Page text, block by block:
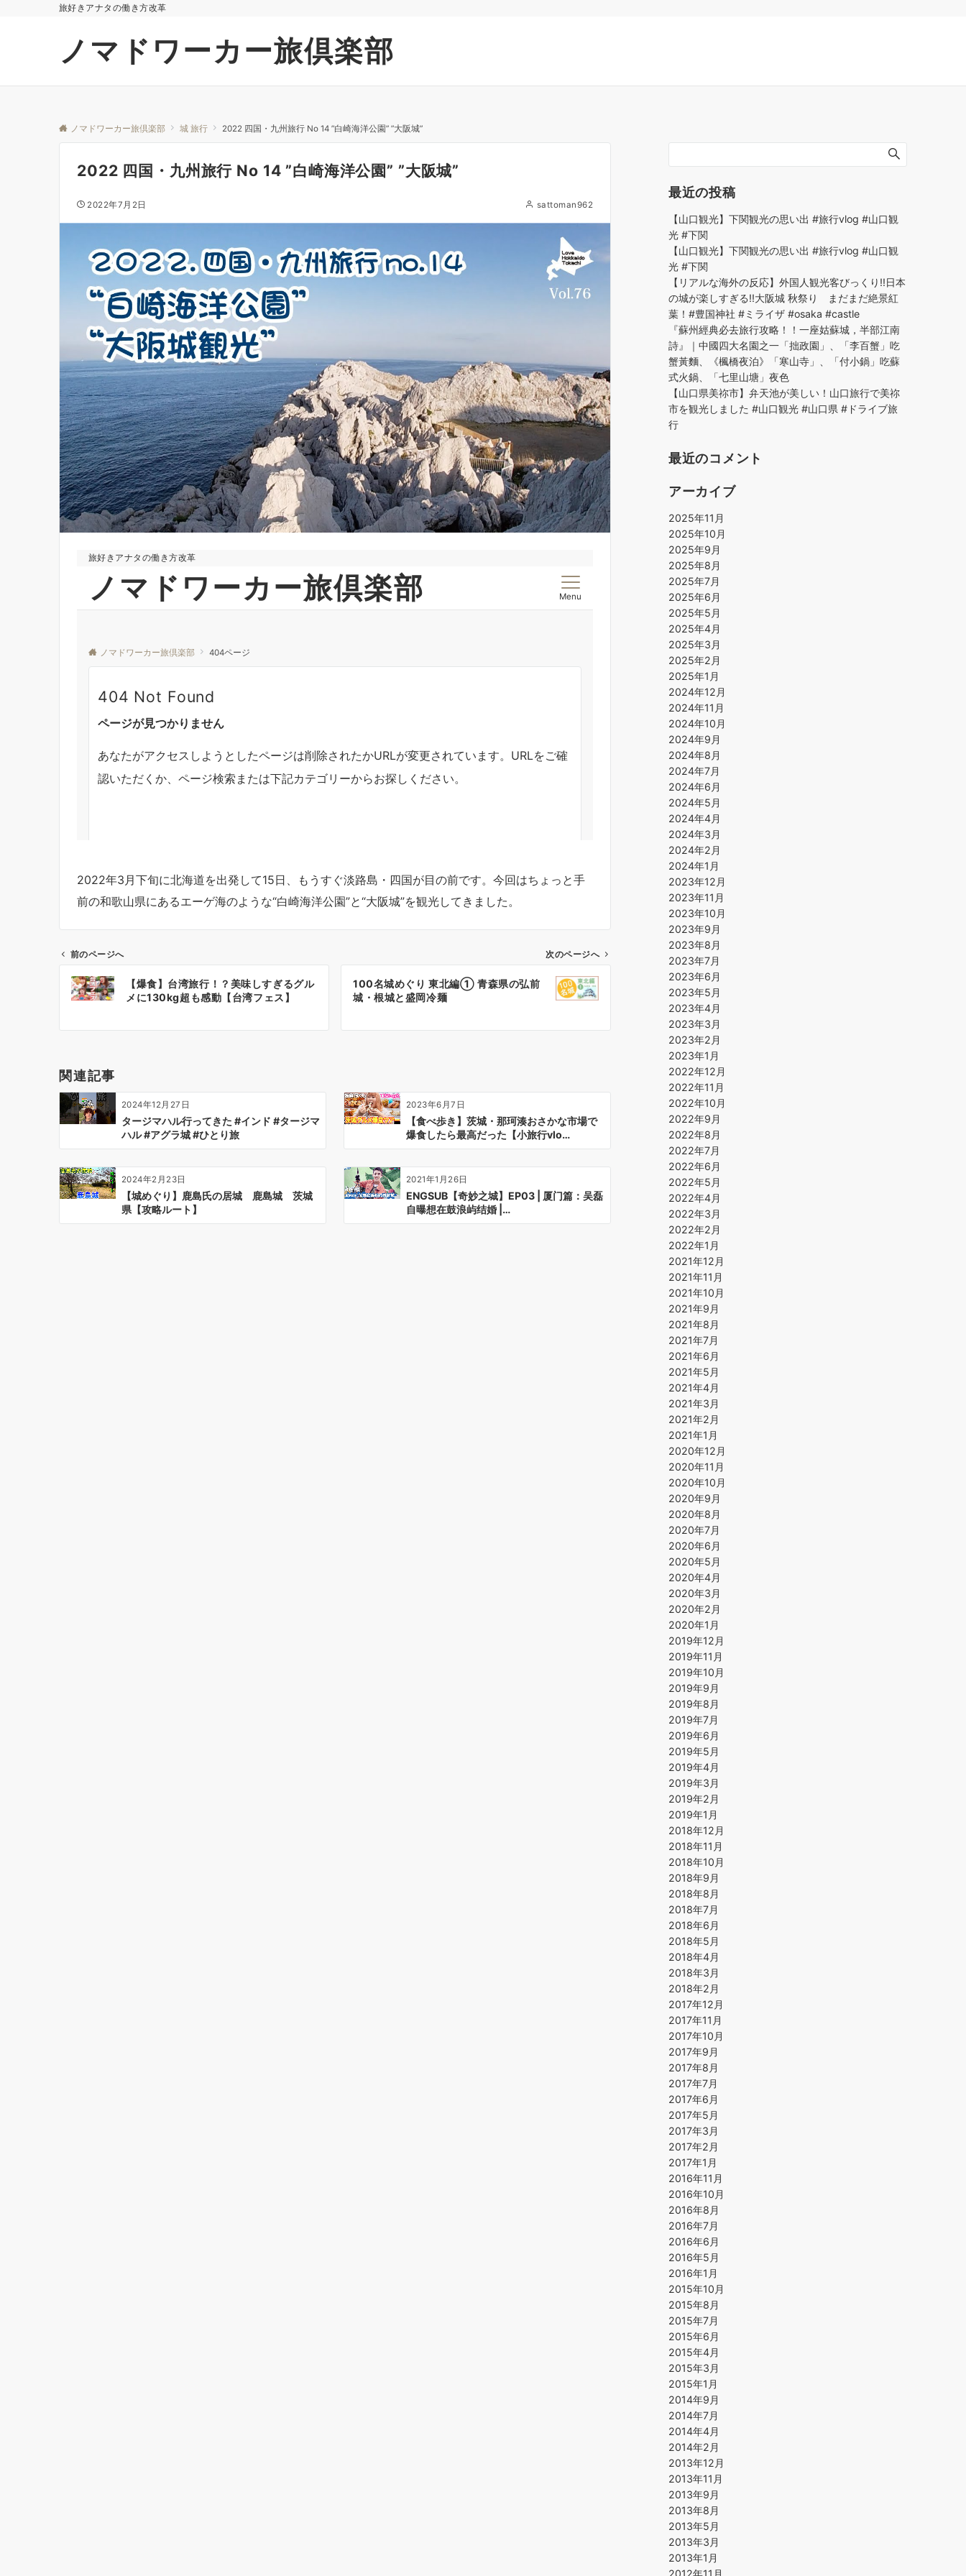
旅好きアナタの働き方改革
ノマドワーカー旅倶楽部
ノマドワーカー旅倶楽部 城 旅行 2022 四国・九州旅行 No 14 ”白崎海洋公園” ”大阪城”
2022 四国・九州旅行 No 14 ”白崎海洋公園” ”大阪城”
2022年7月2日 sattoman962
2022年3月下旬に北海道を出発して15日、もうすぐ淡路島・四国が目の前です。今回はちょっと手
前の和歌山県にあるエーゲ海のような“白崎海洋公園”と“大阪城”を観光してきました。
ビ
シ
ョ
ン
前のページへ
【爆食】台湾旅行！？美味しすぎるグル
メに130kg超も感動【台湾フェス】
次のページへ
100名城めぐり 東北編① 青森県の弘前
城・根城と盛岡冷麺
関連記事
2024年12月27日
タージマハル行ってきた #インド #タージマ
ハル #アグラ城 #ひとり旅
2023年6月7日
【食べ歩き】茨城・那珂湊おさかな市場で
爆食したら最高だった【小旅行vlo…
2024年2月23日
【城めぐり】鹿島氏の居城 鹿島城 茨城
県【攻略ルート】
2021年1月26日
ENGSUB【奇妙之城】EP03 | 厦门篇：吴磊
自曝想在鼓浪屿结婚 |…
最近の投稿
【山口観光】下関観光の思い出 #旅行vlog #山口観
光 #下関
【山口観光】下関観光の思い出 #旅行vlog #山口観
光 #下関
【リアルな海外の反応】外国人観光客びっくり!!日本
の城が楽しすぎる!!大阪城 秋祭り まだまだ絶景紅
葉！#豊国神社 #ミライザ #osaka #castle
『蘇州經典必去旅行攻略！！一座姑蘇城，半部江南
詩』｜中國四大名園之一「拙政園」、「李百蟹」吃
蟹黃麵、《楓橋夜泊》「寒山寺」、「付小鍋」吃蘇
式火鍋、「七里山塘」夜色
【山口県美祢市】弁天池が美しい！山口旅行で美祢
市を観光しました #山口観光 #山口県 #ドライブ旅
行
最近のコメント
アーカイブ
2025年11月
2025年10月
2025年9月
2025年8月
2025年7月
2025年6月
2025年5月
2025年4月
2025年3月
2025年2月
2025年1月
2024年12月
2024年11月
2024年10月
2024年9月
2024年8月
2024年7月
2024年6月
2024年5月
2024年4月
2024年3月
2024年2月
2024年1月
2023年12月
2023年11月
2023年10月
2023年9月
2023年8月
2023年7月
2023年6月
2023年5月
2023年4月
2023年3月
2023年2月
2023年1月
2022年12月
2022年11月
2022年10月
2022年9月
2022年8月
2022年7月
2022年6月
2022年5月
2022年4月
2022年3月
2022年2月
2022年1月
2021年12月
2021年11月
2021年10月
2021年9月
2021年8月
2021年7月
2021年6月
2021年5月
2021年4月
2021年3月
2021年2月
2021年1月
2020年12月
2020年11月
2020年10月
2020年9月
2020年8月
2020年7月
2020年6月
2020年5月
2020年4月
2020年3月
2020年2月
2020年1月
2019年12月
2019年11月
2019年10月
2019年9月
2019年8月
2019年7月
2019年6月
2019年5月
2019年4月
2019年3月
2019年2月
2019年1月
2018年12月
2018年11月
2018年10月
2018年9月
2018年8月
2018年7月
2018年6月
2018年5月
2018年4月
2018年3月
2018年2月
2017年12月
2017年11月
2017年10月
2017年9月
2017年8月
2017年7月
2017年6月
2017年5月
2017年3月
2017年2月
2017年1月
2016年11月
2016年10月
2016年8月
2016年7月
2016年6月
2016年5月
2016年1月
2015年10月
2015年8月
2015年7月
2015年6月
2015年4月
2015年3月
2015年1月
2014年9月
2014年7月
2014年4月
2014年2月
2013年12月
2013年11月
2013年9月
2013年8月
2013年5月
2013年3月
2013年1月
2012年11月